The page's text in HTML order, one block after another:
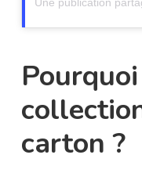
carton ?